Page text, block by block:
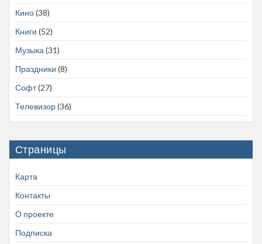
Кино(38)
Книги (52)
Музыка (31)
Праздники (8)
Софт(27)
Телевизор(36)
Страницы
Карта
Контакты
О проекте
Подписка